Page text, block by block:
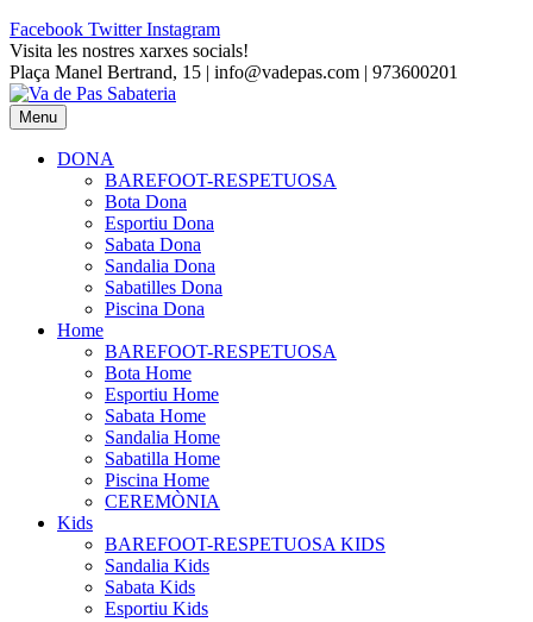
Facebook Twitter Instagram
Visita les nostres xarxes socials!
Plaça Manel Bertrand, 15 | info@vadepas.com | 973600201
Menu
DONA
BAREFOOT-RESPETUOSA
Bota Dona
Esportiu Dona
Sabata Dona
Sandalia Dona
Sabatilles Dona
Piscina Dona
Home
BAREFOOT-RESPETUOSA
Bota Home
Esportiu Home
Sabata Home
Sandalia Home
Sabatilla Home
Piscina Home
CEREMÒNIA
Kids
BAREFOOT-RESPETUOSA KIDS
Sandalia Kids
Sabata Kids
Esportiu Kids